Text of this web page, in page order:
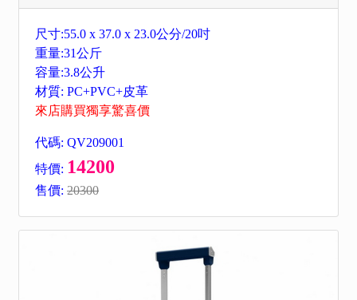
尺寸:55.0 x 37.0 x 23.0公分/20吋
重量:31公斤
容量:3.8公升
材質: PC+PVC+皮革
來店購買獨享驚喜價
代碼: QV209001
特價: 14200
售價: 20300